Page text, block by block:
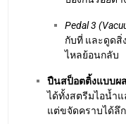
Pedal 3
กับที่ และดูดสิ่
ไหลย้อนกลับ
ปืนสป็อตติ้งแบบผ
ได้ทั้งสตรีมไอน้ำ
แต่ขจัดคราบได้ลึก